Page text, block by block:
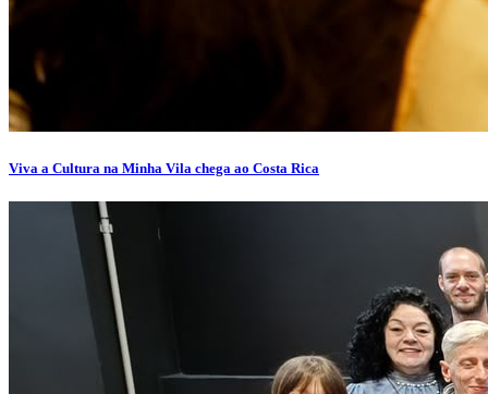
Viva a Cultura na Minha Vila chega ao Costa Rica